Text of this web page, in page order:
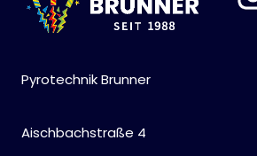
Pyrotechnik Brunner
Aischbachstraße 4